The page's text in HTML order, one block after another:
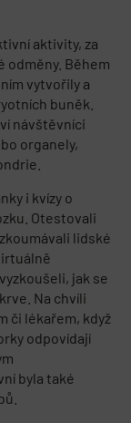
aktivity, za
odměny. Během
vytvořily a
buněk.
návštěvníci
organely,
i kvízy o
Otestovali
lidské
jak se
Na chvíli
či lékařem, když
odpovídají
byla také